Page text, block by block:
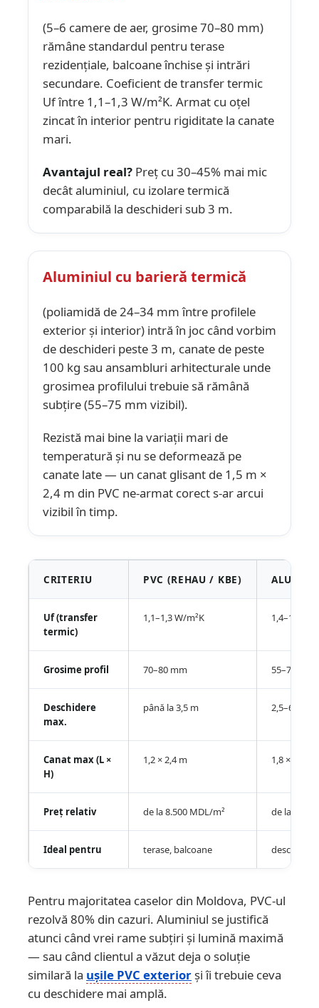
(5–6 camere de aer, grosime 70–80 mm)
rămâne standardul pentru terase
rezidențiale, balcoane închise și intrări
secundare. Coeficient de transfer termic
Uf între 1,1–1,3 W/m²K. Armat cu oțel
zincat în interior pentru rigiditate la canate
mari.
Avantajul real? Preț cu 30–45% mai mic
decât aluminiul, cu izolare termică
comparabilă la deschideri sub 3 m.
Aluminiul cu barieră termică
(poliamidă de 24–34 mm între profilele
exterior și interior) intră în joc când vorbim
de deschideri peste 3 m, canate de peste
100 kg sau ansambluri arhitecturale unde
grosimea profilului trebuie să rămână
subțire (55–75 mm vizibil).
Rezistă mai bine la variații mari de
temperatură și nu se deformează pe
canate late — un canat glisant de 1,5 m ×
2,4 m din PVC ne-armat corect s-ar arcui
vizibil în timp.
CRITERIU PVC (REHAU / KBE)
Uf (transfer
termic)
1,1–1,3 W/m²K 1,4–1,8 W/
Grosime profil 70–80 mm 55–75 mm
Deschidere
max.
până la 3,5 m 2,5–6 m
Canat max (L ×
H)
1,2 × 2,4 m 1,8 × 2,7 m
Preț relativ de la 8.500 MDL/m² de la
Ideal pentru terase, balcoane deschideri
Pentru majoritatea caselor din Moldova, PVC-ul
rezolvă 80% din cazuri. Aluminiul se justifică
atunci când vrei rame subțiri și lumină maximă
— sau când clientul a văzut deja o soluție
similară la ușile PVC exterior și îi trebuie ceva
cu deschidere mai amplă.